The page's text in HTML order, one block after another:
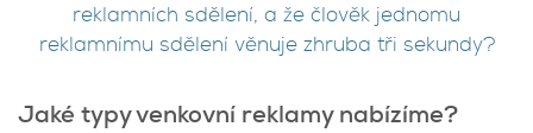
reklamních sdělení, a že člověk jednomu
reklamnímu sdělení věnuje zhruba tři sekundy?
Jaké typy venkovní reklamy nabízíme?